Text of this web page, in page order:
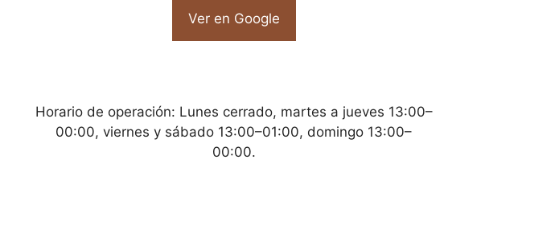
Ver en Google
Horario de operación: Lunes cerrado, martes a jueves 13:00–
00:00, viernes y sábado 13:00–01:00, domingo 13:00–
00:00.